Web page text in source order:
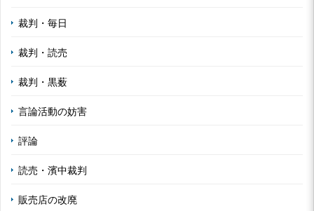
裁判・毎日
裁判・読売
裁判・黒薮
言論活動の妨害
評論
読売・濱中裁判
販売店の改廃